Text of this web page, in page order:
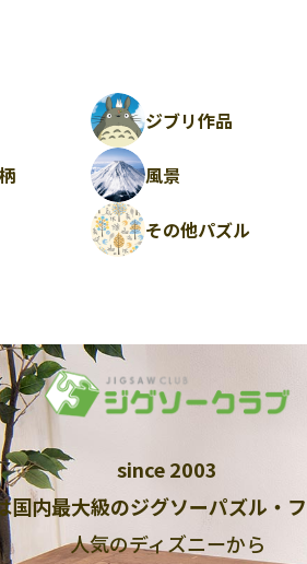
ジブリ作品
風景
その他パズル
since 2003
国内最大級のジグソーパズル・
人気のディズニーから